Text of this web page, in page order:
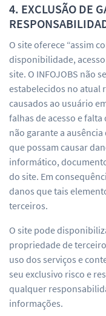
4. EXCLUSÃO DE
O site oferece “assim
disponibilidade,
site. O INFOJOBS não
estabelecidos no atual
causados ao usuário
falhas de acesso e
não garante a
que possam causar
informático,
do site. Em
danos que tais
terceiros.
O site pode
propriedade de
uso dos serviços e
seu exclusivo risco e
qualquer
informações.